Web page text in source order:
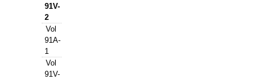
91V-
2
Vol
91A-
1
Vol
91V-